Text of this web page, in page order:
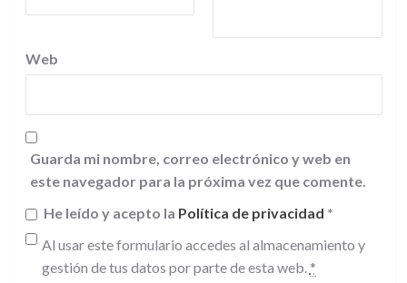
Web
Guarda mi nombre, correo electrónico y web en
este navegador para la próxima vez que comente.
He leído y acepto la Política de privacidad *
Al usar este formulario accedes al almacenamiento y
gestión de tus datos por parte de esta web. *